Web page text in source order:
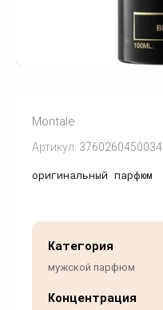
Артикул: 3760260450034
Montale
оригинальный парфюм
Категория
мужской парфюм
Концентрация